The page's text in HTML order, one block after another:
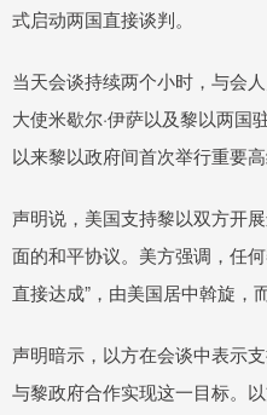
式启动两国直接谈判。
当天会谈持续两个小时，与会
大使米歇尔·伊萨以及黎以两国
以来黎以政府间首次举行重要高
声明说，美国支持黎以双方开
面的和平协议。美方强调，任
直接达成”，由美国居中斡旋，
声明暗示，以方在会谈中表示
与黎政府合作实现这一目标。